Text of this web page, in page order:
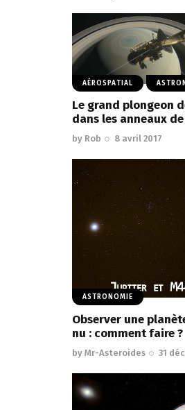
AÉROSPATIAL
Le grand plongeon
dans les anneaux
by Rob 8 avril 2017
ASTRONOMIE
Observer une
nu : comment faire ?
by Mr-Asteroides 31